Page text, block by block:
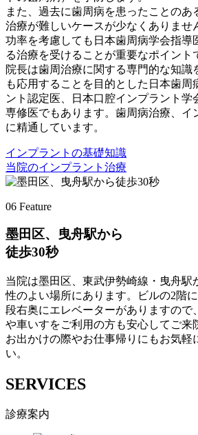
また、過去に歯周病を患ったことのあ
治療が難しいケースが少なくありませ
功率を考慮しても日本歯周病学会指導
る治療を受けることが重要なポイント
院長は歯周治療に関する専門的な知識
も応用することを目的とした日本歯周
ント認定医、日本口腔インプラント学
専修医でもあります。歯周病治療、イ
に精通しています。
インプラントの基礎知識
当院のインプラント治療
06 Feature
墨田区、曳舟駅から
徒歩30秒
当院は墨田区、東武伊勢崎線・曳舟駅
性のよい場所にあります。ビルの2階
段右奥にエレベーターがありますので
や車いすをご利用の方も安心してご来
お出かけの際やお仕事帰りにもお気軽
い。
SERVICES
診療案内